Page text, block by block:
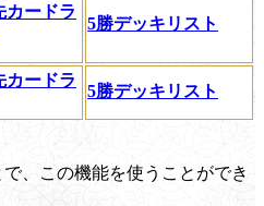
カードラ
5勝デッキリスト
カードラ
5勝デッキリスト
、この機能を使うことができ